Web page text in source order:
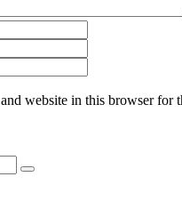
website in this browser for